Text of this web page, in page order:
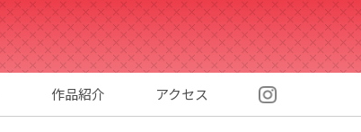
作品紹介 アクセス